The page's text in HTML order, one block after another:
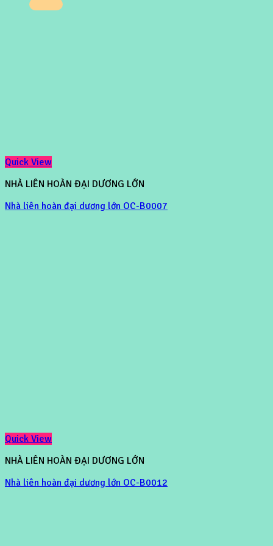
Quick View
NHÀ LIÊN HOÀN ĐẠI DƯƠNG LỚN
Nhà liên hoàn đại dương lớn OC-B0007
Quick View
NHÀ LIÊN HOÀN ĐẠI DƯƠNG LỚN
Nhà liên hoàn đại dương lớn OC-B0012